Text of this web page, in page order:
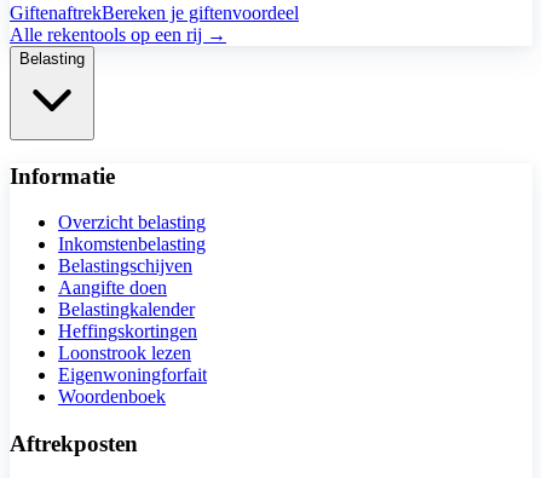
GiftenaftrekBereken je giftenvoordeel
Alle rekentools op een rij →
Belasting
Informatie
Overzicht belasting
Inkomstenbelasting
Belastingschijven
Aangifte doen
Belastingkalender
Heffingskortingen
Loonstrook lezen
Eigenwoningforfait
Woordenboek
Aftrekposten